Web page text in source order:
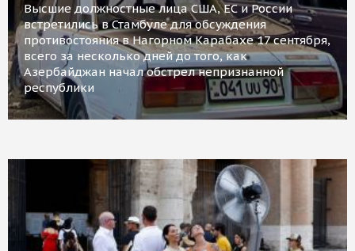
Высшие должностные лица США, ЕС и России
встретились в Стамбуле для обсуждения
противостояния в Нагорном Карабахе 17 сентября,
всего за несколько дней до того, как
Азербайджан начал обстрел непризнанной
республики